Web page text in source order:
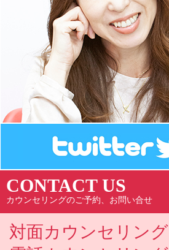
CONTACT US
カウンセリングのご予約、お問い合せ
対面カウンセリング